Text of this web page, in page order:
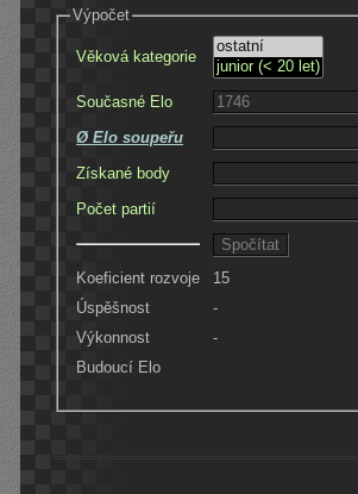
Výpočet
Věková kategorie
Současné Elo
Ø Elo soupeřu
Získané body
Počet partií
Koeficient rozvoje
15
Úspěšnost
-
Výkonnost
-
Budoucí Elo